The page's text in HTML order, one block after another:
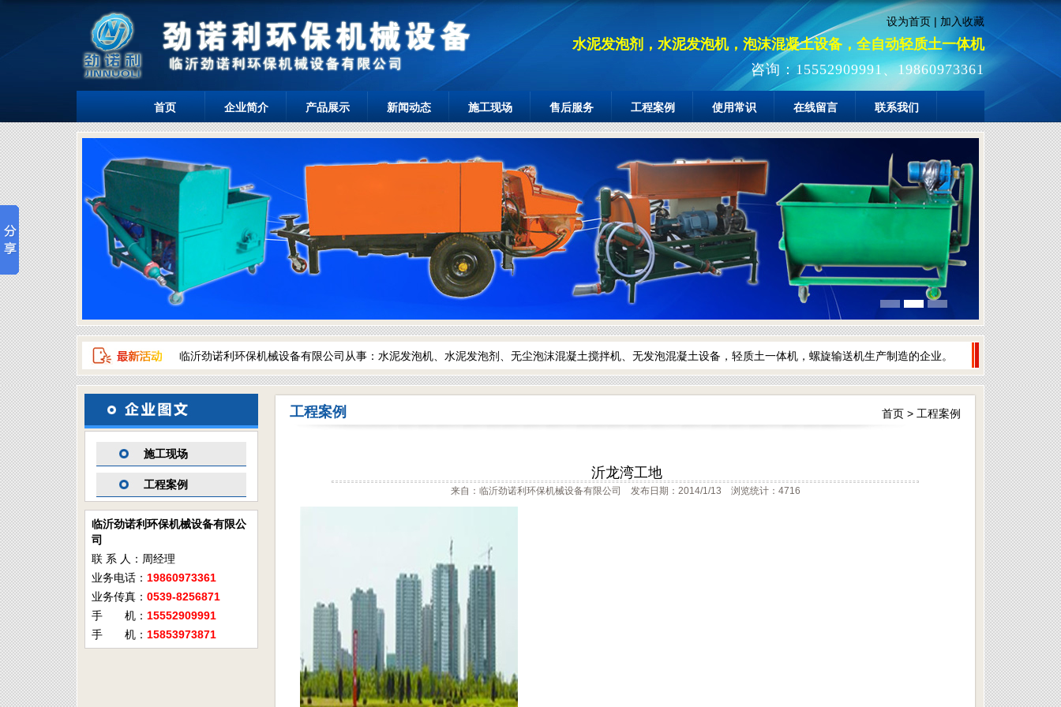
设为首页 | 加入收藏
水泥发泡剂，水泥发泡机，泡沫混凝土设备，全自动轻质土一体机
咨询：15552909991、19860973361
首页 企业简介 产品展示 新闻动态 施工现场 售后服务 工程案例 使用常识 在线留言 联系我们
临沂劲诺利环保机械设备有限公司从事：水泥发泡机、水泥发泡剂、无尘泡沫混凝土搅拌机、无发泡混凝土设备，轻质土一体机，螺旋输送机生产制造的企业。
施工现场
工程案例
临沂劲诺利环保机械设备有限公
司
联 系 人：周经理
业务电话： 19860973361
业务传真： 0539-8256871
手 机： 15552909991
手 机： 15853973871
工程案例 首页 > 工程案例
沂龙湾工地
来自：临沂劲诺利环保机械设备有限公司 发布日期：2014/1/13 浏览统计：4716